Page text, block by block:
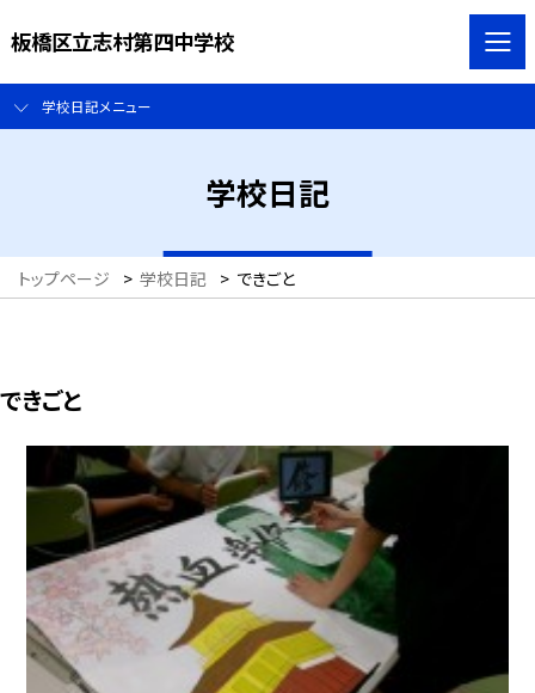
板橋区立志村第四中学校
学校日記メニュー
学校日記
トップページ > 学校日記 > できごと
できごと